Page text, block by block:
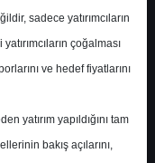
sadece yatırımcıların
çoğalması
ve hedef fiyatlarını
yatırım yapıldığını tam
bakış açılarını,